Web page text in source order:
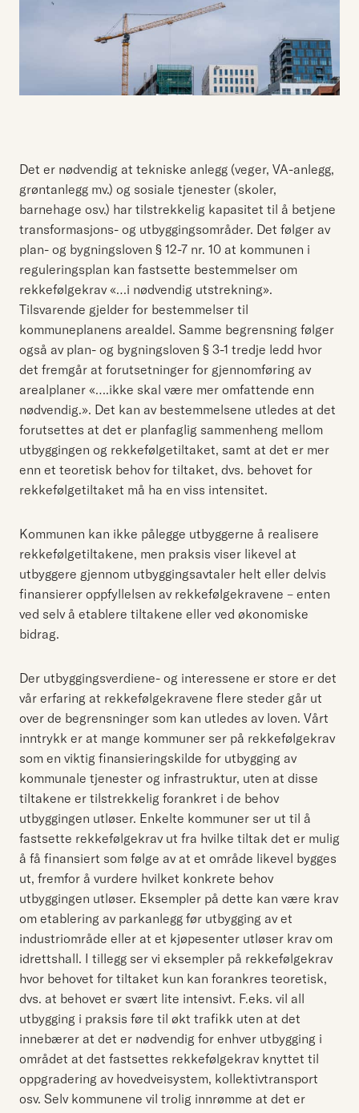
Det er nødvendig at tekniske anlegg (veger, VA-anlegg,
grøntanlegg mv.) og sosiale tjenester (skoler,
barnehage osv.) har tilstrekkelig kapasitet til å betjene
transformasjons- og utbyggingsområder. Det følger av
plan- og bygningsloven § 12-7 nr. 10 at kommunen i
reguleringsplan kan fastsette bestemmelser om
rekkefølgekrav «…i nødvendig utstrekning».
Tilsvarende gjelder for bestemmelser til
kommuneplanens arealdel. Samme begrensning følger
også av plan- og bygningsloven § 3-1 tredje ledd hvor
det fremgår at forutsetninger for gjennomføring av
arealplaner «….ikke skal være mer omfattende enn
nødvendig.». Det kan av bestemmelsene utledes at det
forutsettes at det er planfaglig sammenheng mellom
utbyggingen og rekkefølgetiltaket, samt at det er mer
enn et teoretisk behov for tiltaket, dvs. behovet for
rekkefølgetiltaket må ha en viss intensitet.
Kommunen kan ikke pålegge utbyggerne å realisere
rekkefølgetiltakene, men praksis viser likevel at
utbyggere gjennom utbyggingsavtaler helt eller delvis
finansierer oppfyllelsen av rekkefølgekravene – enten
ved selv å etablere tiltakene eller ved økonomiske
bidrag.
Der utbyggingsverdiene- og interessene er store er det
vår erfaring at rekkefølgekravene flere steder går ut
over de begrensninger som kan utledes av loven. Vårt
inntrykk er at mange kommuner ser på rekkefølgekrav
som en viktig finansieringskilde for utbygging av
kommunale tjenester og infrastruktur, uten at disse
tiltakene er tilstrekkelig forankret i de behov
utbyggingen utløser. Enkelte kommuner ser ut til å
fastsette rekkefølgekrav ut fra hvilke tiltak det er mulig
å få finansiert som følge av at et område likevel bygges
ut, fremfor å vurdere hvilket konkrete behov
utbyggingen utløser. Eksempler på dette kan være krav
om etablering av parkanlegg før utbygging av et
industriområde eller at et kjøpesenter utløser krav om
idrettshall. I tillegg ser vi eksempler på rekkefølgekrav
hvor behovet for tiltaket kun kan forankres teoretisk,
dvs. at behovet er svært lite intensivt. F.eks. vil all
utbygging i praksis føre til økt trafikk uten at det
innebærer at det er nødvendig for enhver utbygging i
området at det fastsettes rekkefølgekrav knyttet til
oppgradering av hovedveisystem, kollektivtransport
osv. Selv kommunene vil trolig innrømme at det er